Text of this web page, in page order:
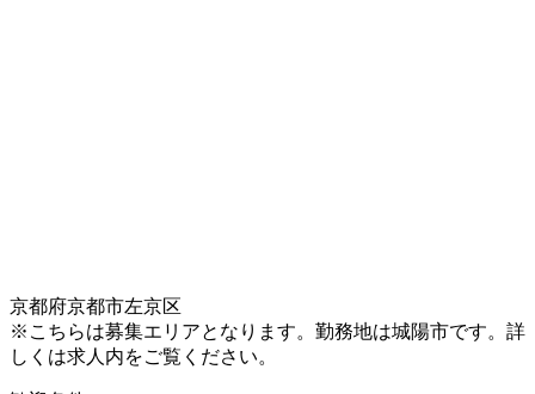
京都府京都市左京区
※こちらは募集エリアとなります。勤務地は城陽市です。詳
しくは求人内をご覧ください。